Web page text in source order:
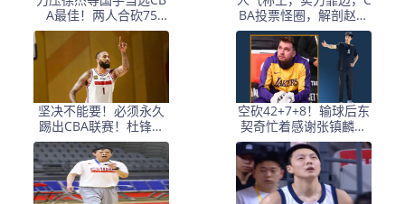
A最佳！两人合砍75
分，球迷：阻碍中国男
BA投票怪圈，解剖赵睿
票王背后CBA“算计”
坚决不能要！必须永久
踢出CBA联赛！杜锋爱
将重返广东队失败
空砍42+7+8！输球后东
契奇忙着感谢张镇麟，
社交互动引爆网络！